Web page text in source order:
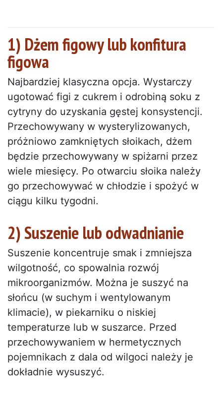
1) Dżem figowy lub konfitura
figowa
Najbardziej klasyczna opcja. Wystarczy
ugotować figi z cukrem i odrobiną soku z
cytryny do uzyskania gęstej konsystencji.
Przechowywany w wysterylizowanych,
próżniowo zamkniętych słoikach, dżem
będzie przechowywany w spiżarni przez
wiele miesięcy. Po otwarciu słoika należy
go przechowywać w chłodzie i spożyć w
ciągu kilku tygodni.
2) Suszenie lub odwadnianie
Suszenie koncentruje smak i zmniejsza
wilgotność, co spowalnia rozwój
mikroorganizmów. Można je suszyć na
słońcu (w suchym i wentylowanym
klimacie), w piekarniku o niskiej
temperaturze lub w suszarce. Przed
przechowywaniem w hermetycznych
pojemnikach z dala od wilgoci należy je
dokładnie wysuszyć.